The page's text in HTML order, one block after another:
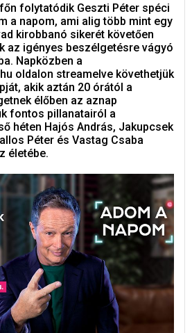
folytatódik Geszti Péter spéci
a napom, ami alig több mint egy
kirobbanó sikerét követően
az igényes beszélgetésre vágyó
Napközben a
oldalon streamelve követhetjük
akik aztán 20 órától a
élőben az aznap
fontos pillanatairól a
héten Hajós András, Jakupcsek
Péter és Vastag Csaba
életébe.